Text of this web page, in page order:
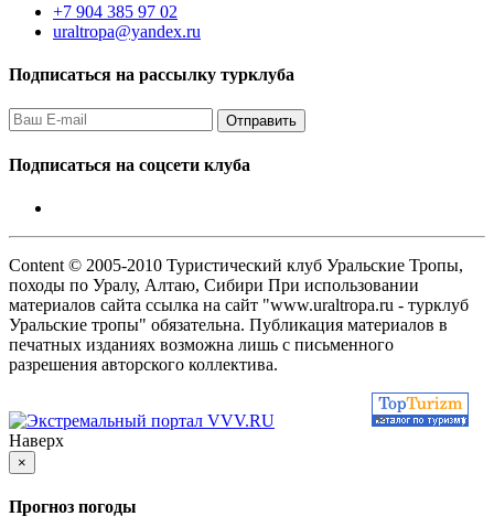
+7 904 385 97 02
uraltropa@yandex.ru
Подписаться на рассылку турклуба
Подписаться на соцсети клуба
Content © 2005-2010 Туристический клуб Уральские Тропы,
походы по Уралу, Алтаю, Сибири При использовании
материалов сайта ссылка на сайт "www.uraltropa.ru - турклуб
Уральские тропы" обязательна. Публикация материалов в
печатных изданиях возможна лишь с письменного
разрешения авторского коллектива.
Наверх
×
Прогноз погоды